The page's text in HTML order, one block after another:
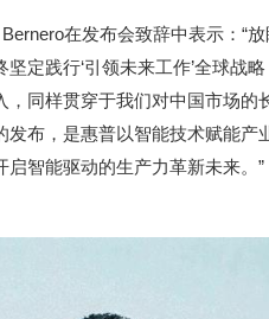
在发布会致辞中表示：“
定践行‘引领未来工作’全球战
同样贯穿于我们对中国市场的
布，是惠普以智能技术赋能产
智能驱动的生产力革新未来。”